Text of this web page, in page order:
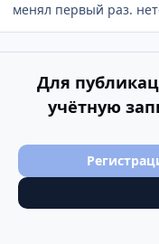
менял первый раз.
Для
учётную